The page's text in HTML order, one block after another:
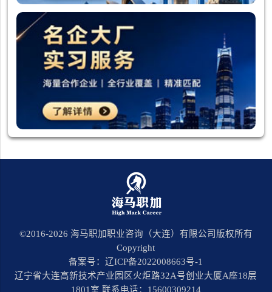
©2016-2026 海马职加职业咨询（大连）有限公司版权所有
Copyright
备案号：辽ICP备2022008663号-1
辽宁省大连高新技术产业园区火炬路32A号创业大厦A座18层
1801室 联系电话：15600309214